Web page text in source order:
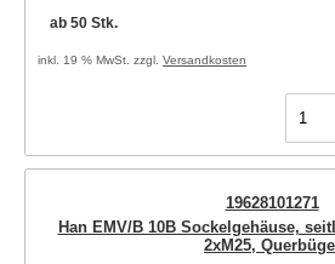
ab 50 Stk.
inkl. 19 % MwSt. zzgl. Versandkosten
19628101271
Han EMV/B 10B Sockelgehäuse,
2xM25, Querbügel